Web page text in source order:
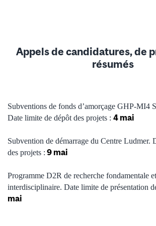
Appels de candidatures, de
résumés
Subventions de fonds d’amorçage GHP-MI4
Date limite de dépôt des projets : 4 mai
Subvention de démarrage du Centre Ludmer.
des projets : 9 mai
Programme D2R de recherche fondamentale
interdisciplinaire. Date limite de présentation
mai